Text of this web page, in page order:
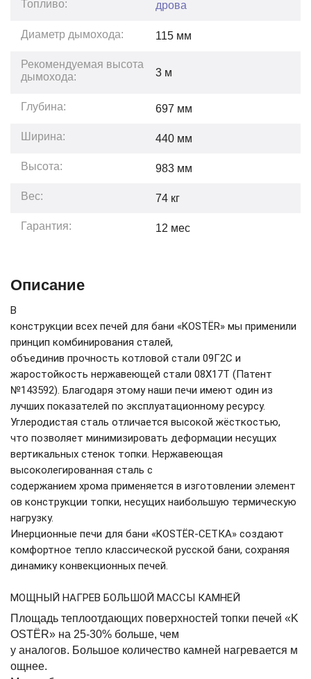
Топливо: дрова
Диаметр дымохода: 115 мм
Рекомендуемая высота
дымохода:
3 м
Глубина: 697 мм
Ширина: 440 мм
Высота: 983 мм
Вес: 74 кг
Гарантия: 12 мес
Описание
В
конструкции всех печей для бани «KOSTЁR» мы применили
принцип комбинирования сталей,
объединив прочность котловой стали 09Г2С и
жаростойкость нержавеющей стали 08Х17Т (Патент
№143592). Благодаря этому наши печи имеют один из
лучших показателей по эксплуатационному ресурсу.
Углеродистая сталь отличается высокой жёсткостью,
что позволяет минимизировать деформации несущих
вертикальных стенок топки. Нержавеющая
высоколегированная сталь с
содержанием хрома применяется в изготовлении элемент
ов конструкции топки, несущих наибольшую термическую
нагрузку.
Инерционные печи для бани «KOSTЁR-СЕТКА» создают
комфортное тепло классической русской бани, сохраняя
динамику конвекционных печей.
МОЩНЫЙ НАГРЕВ БОЛЬШОЙ МАССЫ КАМНЕЙ
Площадь теплоотдающих поверхностей топки печей «K
OSTЁR» на 25-30% больше, чем
у аналогов. Большое количество камней нагревается м
ощнее.